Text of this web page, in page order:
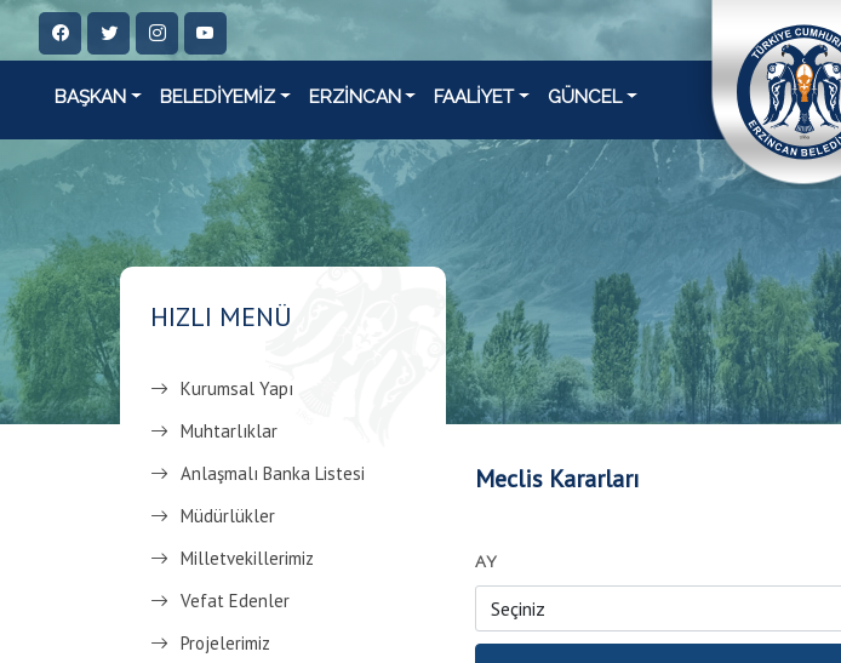
BAŞKAN BELEDİYEMİZ ERZİNCAN FAALİYET GÜNCEL
HIZLI MENÜ
Kurumsal Yapı
Muhtarlıklar
Anlaşmalı Banka Listesi
Müdürlükler
Milletvekillerimiz
Vefat Edenler
Projelerimiz
Meclis Kararları
AY